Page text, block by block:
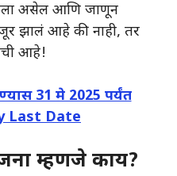
असेल आणि जाणून
झालं आहे की नाही, तर
आहे!
31 मे 2025 पर्यंत
Last Date
म्हणजे काय?